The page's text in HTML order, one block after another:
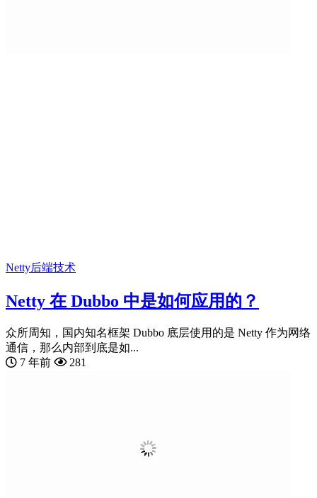
Netty后端技术
Netty 在 Dubbo 中是如何应用的？
众所周知，国内知名框架 Dubbo 底层使用的是 Netty 作为网络
通信，那么内部到底是如...
7 年前
281